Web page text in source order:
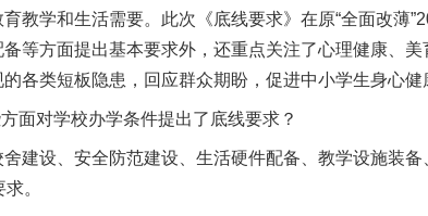
教学和生活需要。此次《底线要求》在原“全面改薄
等方面提出基本要求外，还重点关注了心理健康、
各类短板隐患，回应群众期盼，促进中小学生身心健
对学校办学条件提出了底线要求？
设、安全防范建设、生活硬件配备、教学设施装备
。
法徽映军营 权益有保障